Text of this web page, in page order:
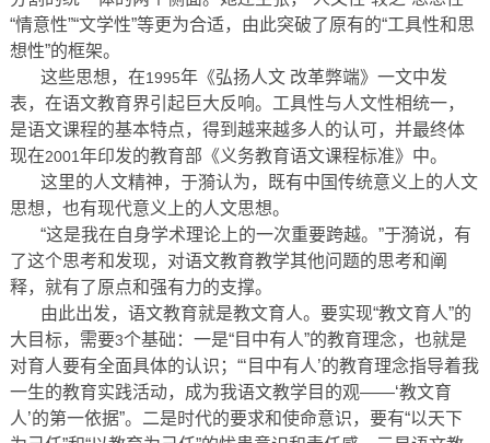
“情意性”“文学性”等更为合适，由此突破了原有的“工具性和思
想性”的框架。
这些思想，在1995年《弘扬人文 改革弊端》一文中发
表，在语文教育界引起巨大反响。工具性与人文性相统一，
是语文课程的基本特点，得到越来越多人的认可，并最终体
现在2001年印发的教育部《义务教育语文课程标准》中。
这里的人文精神，于漪认为，既有中国传统意义上的人文
思想，也有现代意义上的人文思想。
“这是我在自身学术理论上的一次重要跨越。”于漪说，有
了这个思考和发现，对语文教育教学其他问题的思考和阐
释，就有了原点和强有力的支撑。
由此出发，语文教育就是教文育人。要实现“教文育人”的
大目标，需要3个基础：一是“目中有人”的教育理念，也就是
对育人要有全面具体的认识；“‘目中有人’的教育理念指导着我
一生的教育实践活动，成为我语文教学目的观——‘教文育
人’的第一依据”。二是时代的要求和使命意识，要有“以天下